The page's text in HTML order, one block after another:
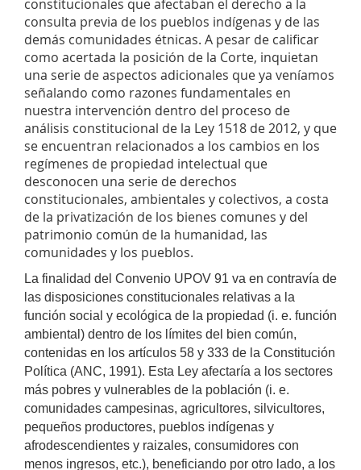
constitucionales que afectaban el derecho a la
consulta previa de los pueblos indígenas y de las
demás comunidades étnicas. A pesar de calificar
como acertada la posición de la Corte, inquietan
una serie de aspectos adicionales que ya veníamos
señalando como razones fundamentales en
nuestra intervención dentro del proceso de
análisis constitucional de la Ley 1518 de 2012, y que
se encuentran relacionados a los cambios en los
regímenes de propiedad intelectual que
desconocen una serie de derechos
constitucionales, ambientales y colectivos, a costa
de la privatización de los bienes comunes y del
patrimonio común de la humanidad, las
comunidades y los pueblos.
La finalidad del Convenio UPOV 91 va en contravía de
las disposiciones constitucionales relativas a la
función social y ecológica de la propiedad (i. e. función
ambiental) dentro de los límites del bien común,
contenidas en los artículos 58 y 333 de la Constitución
Política (ANC, 1991). Esta Ley afectaría a los sectores
más pobres y vulnerables de la población (i. e.
comunidades campesinas, agricultores, silvicultores,
pequeños productores, pueblos indígenas y
afrodescendientes y raizales, consumidores con
menos ingresos, etc.), beneficiando por otro lado, a los